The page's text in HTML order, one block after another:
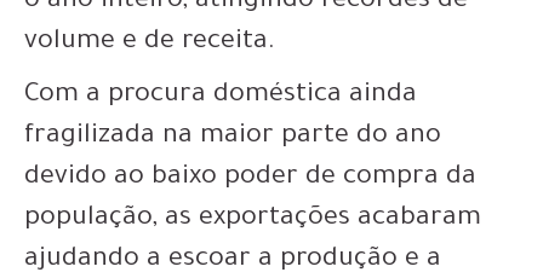
volume e de receita.
Com a procura doméstica ainda
fragilizada na maior parte do ano
devido ao baixo poder de compra da
população, as exportações acabaram
ajudando a escoar a produção e a